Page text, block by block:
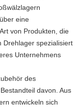
eine
von Produkten, die
Drehlager spezialisiert
Unternehmens
des
davon. Aus
entwickeln sich